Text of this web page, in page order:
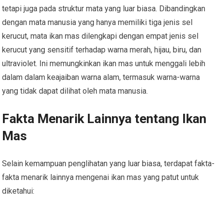
tetapi juga pada struktur mata yang luar biasa. Dibandingkan
dengan mata manusia yang hanya memiliki tiga jenis sel
kerucut, mata ikan mas dilengkapi dengan empat jenis sel
kerucut yang sensitif terhadap warna merah, hijau, biru, dan
ultraviolet. Ini memungkinkan ikan mas untuk menggali lebih
dalam dalam keajaiban warna alam, termasuk warna-warna
yang tidak dapat dilihat oleh mata manusia.
Fakta Menarik Lainnya tentang Ikan
Mas
Selain kemampuan penglihatan yang luar biasa, terdapat fakta-
fakta menarik lainnya mengenai ikan mas yang patut untuk
diketahui: